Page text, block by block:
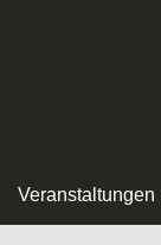
Veranstaltungen